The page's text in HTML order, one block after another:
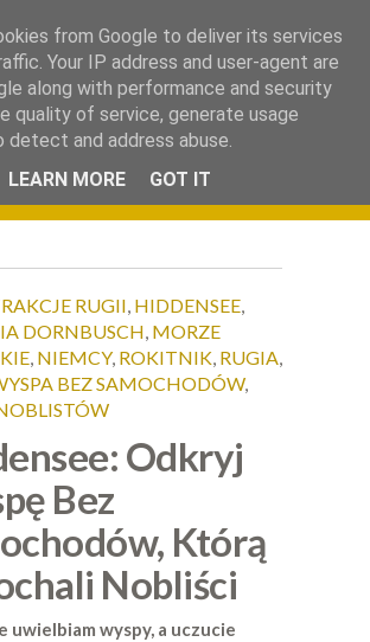
Obiektywu.
RUGII, HIDDENSEE,
DORNBUSCH, MORZE
, NIEMCY, ROKITNIK, RUGIA,
BEZ SAMOCHODÓW,
Odkryj
Bez
Którą
Nobliści
uwielbiam wyspy, a uczucie
from Google to deliver its services
Your IP address and user-agent are
along with performance and security
quality of service, generate usage
and address abuse.
LEARN MORE
GOT IT